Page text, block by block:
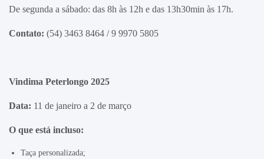
De segunda a sábado: das 8h às 12h e das 13h30min às 17h.
Contato: (54) 3463 8464 / 9 9970 5805
Vindima Peterlongo 2025
Data: 11 de janeiro a 2 de março
O que está incluso:
Taça personalizada;